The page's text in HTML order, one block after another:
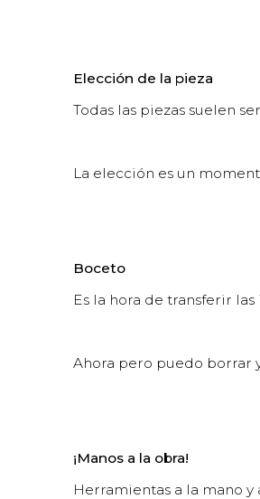
Elección de la pieza
Todas las piezas suelen
La elección es un
Boceto
Es la hora de transferir
Ahora pero puedo borrar
¡Manos a la obra!
Herramientas a la mano y